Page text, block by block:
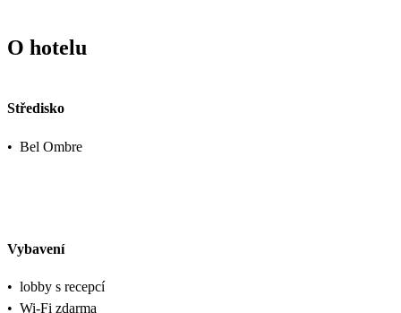
O hotelu
Středisko
• Bel Ombre
Vybavení
• lobby s recepcí
• Wi-Fi zdarma